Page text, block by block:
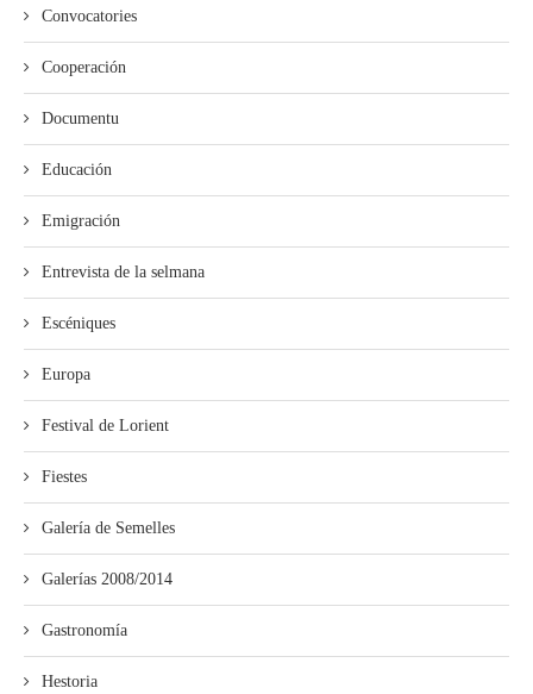
Convocatories
Cooperación
Documentu
Educación
Emigración
Entrevista de la selmana
Escéniques
Europa
Festival de Lorient
Fiestes
Galería de Semelles
Galerías 2008/2014
Gastronomía
Hestoria